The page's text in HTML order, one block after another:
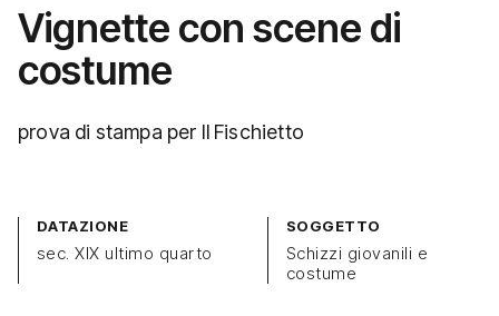
Vignette con scene di
costume
prova di stampa per Il Fischietto
DATAZIONE
sec. XIX ultimo quarto
SOGGETTO
Schizzi giovanili e
costume